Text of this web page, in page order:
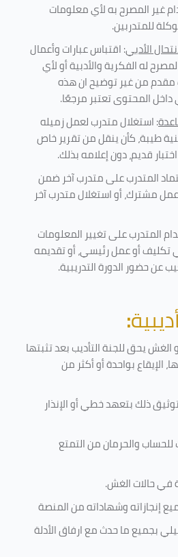
غير المصرح به لأي معلومات
للمتدربين.
الأدبي: اقتباس عبارات وأعمال
له الفكرية والأدبية أو لأي
من غير توضيح ان هذه
المحتوى تعتبر مرجعًا.
: استغلال متدرب لعمل زميله
طيبة، كأن ينقل من تقرير خاص
قديم، دون إعلامه بذلك.
المتدرب على متدرب آخر ضمن
مشترك، أو استغلال متدرب آخر
المتدرب على تغيير المعلومات
تكليف أو عمل رئيسي، أو تقديمه
عن حضور الدورة التدريبية.
:
الغش يحق للجنة التأديب بعد تثبتها
الإيقاع بواحدة أو أكثر من
ذلك بتعهد خطي أو الإنذار
والحرمان من التمتع
في حالات الغش.
إنجازاته وشهاداته من المنصة
بجميع ما حدث مع ارفاق الأدلة